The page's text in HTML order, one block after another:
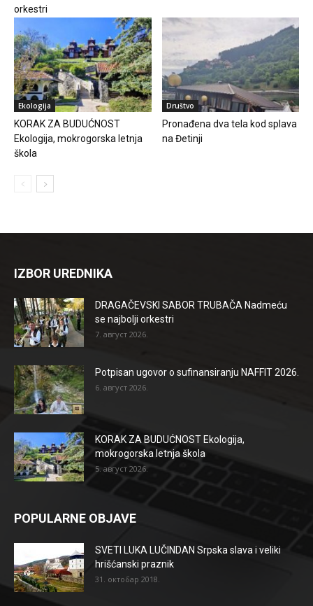
orkestri
Ekologija
KORAK ZA BUDUĆNOST
Ekologija, mokrogorska letnja
škola
Društvo
Pronađena dva tela kod splava
na Đetinji
IZBOR UREDNIKA
DRAGAČEVSKI SABOR TRUBAČA Nadmeću
se najbolji orkestri
7. август 2026.
Potpisan ugovor o sufinansiranju NAFFIT 2026.
6. август 2026.
KORAK ZA BUDUĆNOST Ekologija,
mokrogorska letnja škola
5. август 2026.
POPULARNE OBJAVE
SVETI LUKA LUČINDAN Srpska slava i veliki
hrišćanski praznik
31. октобар 2018.